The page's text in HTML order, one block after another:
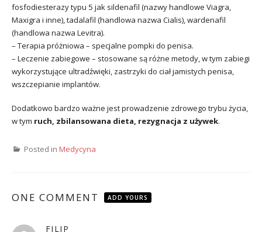
fosfodiesterazy typu 5 jak sildenafil (nazwy handlowe Viagra,
Maxigra i inne), tadalafil (handlowa nazwa Cialis), wardenafil
(handlowa nazwa Levitra).
– Terapia próżniowa – specjalne pompki do penisa.
– Leczenie zabiegowe – stosowane są różne metody, w tym zabiegi
wykorzystujące ultradźwięki, zastrzyki do ciał jamistych penisa,
wszczepianie implantów.
Dodatkowo bardzo ważne jest prowadzenie zdrowego trybu życia,
w tym ruch, zbilansowana dieta, rezygnacja z używek.
Posted in Medycyna
ONE COMMENT ADD YOURS
FILIP